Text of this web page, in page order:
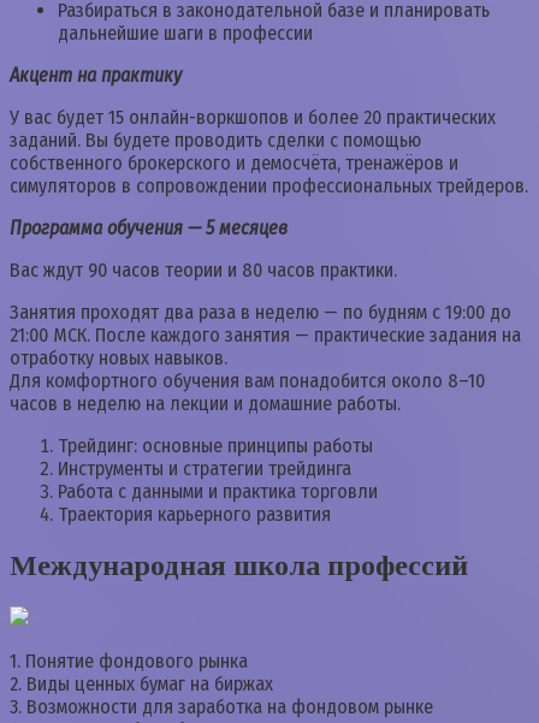
Разбираться в законодательной базе и планировать
дальнейшие шаги в профессии
Акцент на практику
У вас будет 15 онлайн-воркшопов и более 20 практических
заданий. Вы будете проводить сделки с помощью
собственного брокерского и демосчёта, тренажёров и
симуляторов в сопровождении профессиональных трейдеров.
Программа обучения — 5 месяцев
Вас ждут 90 часов теории и 80 часов практики.
Занятия проходят два раза в неделю — по будням с 19:00 до
21:00 МСК. После каждого занятия — практические задания на
отработку новых навыков.
Для комфортного обучения вам понадобится около 8–10
часов в неделю на лекции и домашние работы.
Трейдинг: основные принципы работы
Инструменты и стратегии трейдинга
Работа с данными и практика торговли
Траектория карьерного развития
Международная школа профессий
1. Понятие фондового рынка
2. Виды ценных бумаг на биржах
3. Возможности для заработка на фондовом рынке